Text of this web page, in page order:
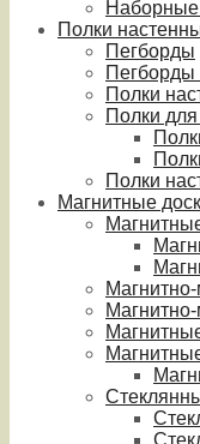
Полки
Пегборды
Полки
Полки
Полки
Магнитные